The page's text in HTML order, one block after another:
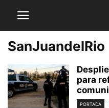
SanJuandelRio
para
PORTADA